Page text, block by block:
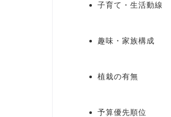
子育て・生活動線
趣味・家族構成
植栽の有無
予算優先順位